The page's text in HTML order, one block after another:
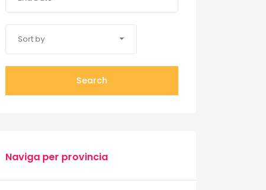
Sort by
Search
Naviga per provincia